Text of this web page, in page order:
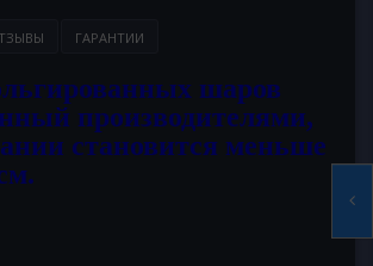
ГАРАНТИИ
шаров
производителями,
становится меньше